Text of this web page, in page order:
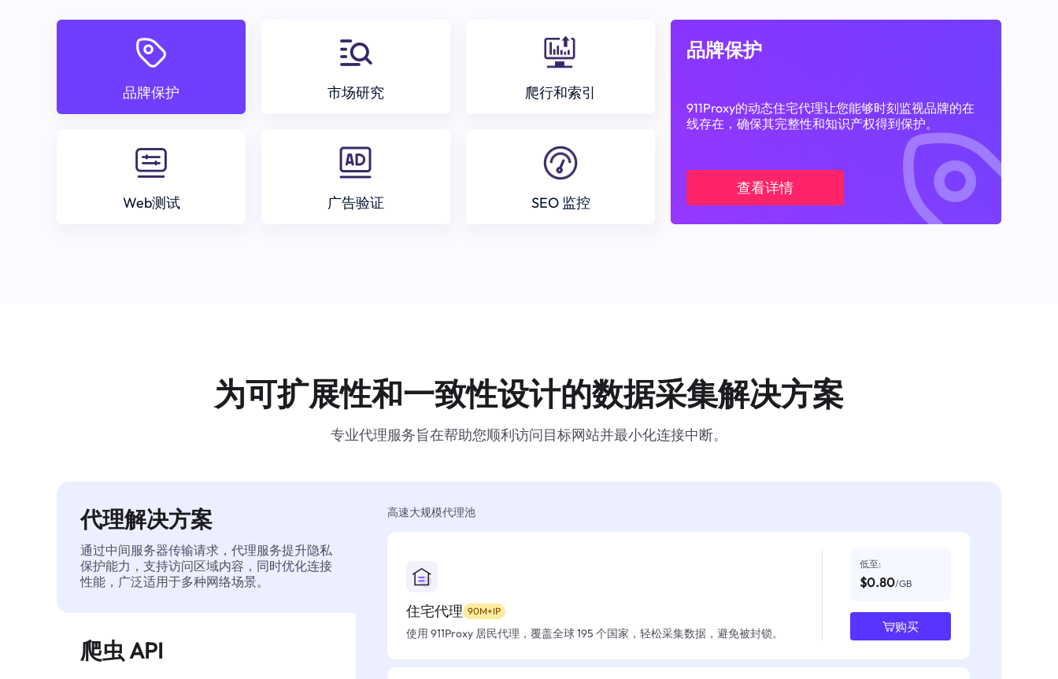
品牌保护 市场研究 爬行和索引
Web测试 广告验证 SEO 监控
品牌保护
911Proxy的动态住宅代理让您能够时刻监视品牌的在
线存在，确保其完整性和知识产权得到保护。
查看详情
为可扩展性和一致性设计的数据采集解决方案
专业代理服务旨在帮助您顺利访问目标网站并最小化连接中断。
代理解决方案
通过中间服务器传输请求，代理服务提升隐私
保护能力，支持访问区域内容，同时优化连接
性能，广泛适用于多种网络场景。
爬虫 API
高速大规模代理池
住宅代理 90M+IP
使用 911Proxy 居民代理，覆盖全球 195 个国家，轻松采集数据，避免被封锁。
低至:
$0.80/GB
购买